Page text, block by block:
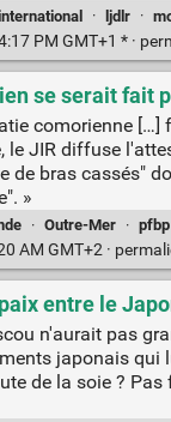
· ljdlr ·
PM GMT+1 * ·
se serait fait
comorienne
le JIR diffuse
de bras cassés"
»
· Outre-Mer · pfbp
AM GMT+2 ·
entre le
n'aurait pas
japonais
de la soie ?